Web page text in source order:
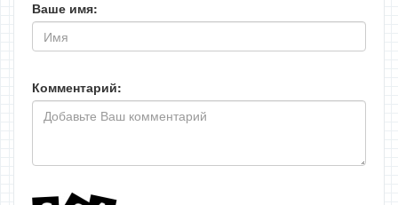
Ваше имя:
Комментарий: